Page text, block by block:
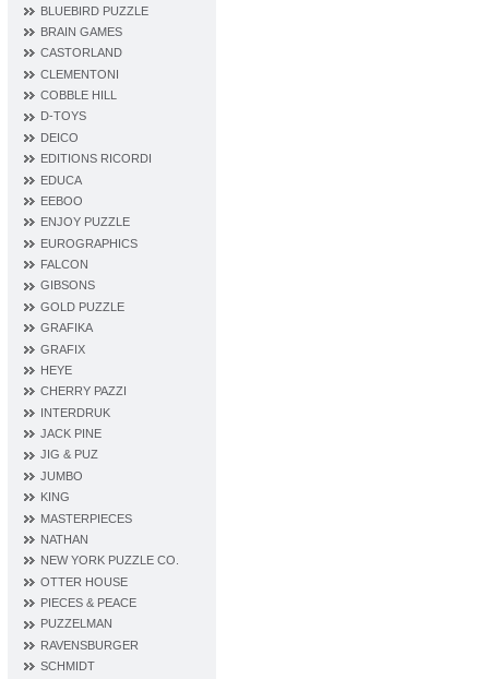
BLUEBIRD PUZZLE
BRAIN GAMES
CASTORLAND
CLEMENTONI
COBBLE HILL
D‐TOYS
DEICO
EDITIONS RICORDI
EDUCA
EEBOO
ENJOY PUZZLE
EUROGRAPHICS
FALCON
GIBSONS
GOLD PUZZLE
GRAFIKA
GRAFIX
HEYE
CHERRY PAZZI
INTERDRUK
JACK PINE
JIG & PUZ
JUMBO
KING
MASTERPIECES
NATHAN
NEW YORK PUZZLE CO.
OTTER HOUSE
PIECES & PEACE
PUZZELMAN
RAVENSBURGER
SCHMIDT